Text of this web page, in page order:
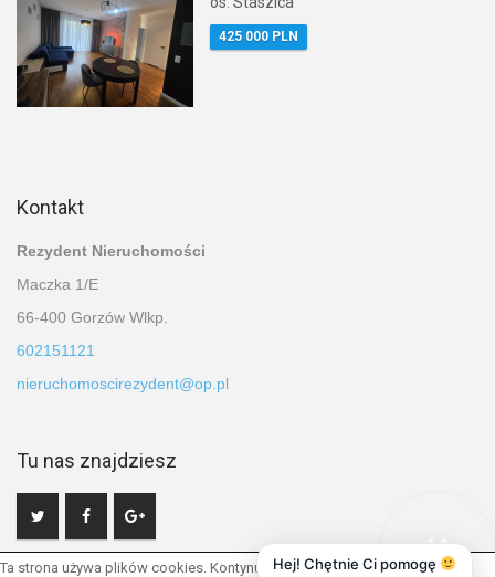
425 000 PLN
Kontakt
Rezydent Nieruchomości
Maczka 1/E
66-400 Gorzów Wlkp.
602151121
nieruchomoscirezydent@op.pl
Tu nas znajdziesz
Ta strona używa plików cookies. Kontynuując przeglądanie naszej strony,
Hej! Chętnie Ci pomogę